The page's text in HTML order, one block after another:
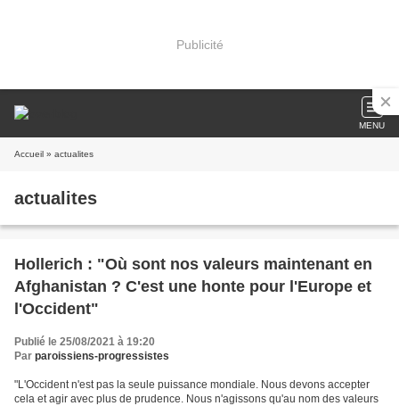
Publicité
MENU
Accueil » actualites
actualites
Hollerich : "Où sont nos valeurs maintenant en
Afghanistan ? C'est une honte pour l'Europe et
l'Occident"
Publié le 25/08/2021 à 19:20
Par paroissiens-progressistes
"L'Occident n'est pas la seule puissance mondiale. Nous devons accepter
cela et agir avec plus de prudence. Nous n'agissons qu'au nom des valeurs